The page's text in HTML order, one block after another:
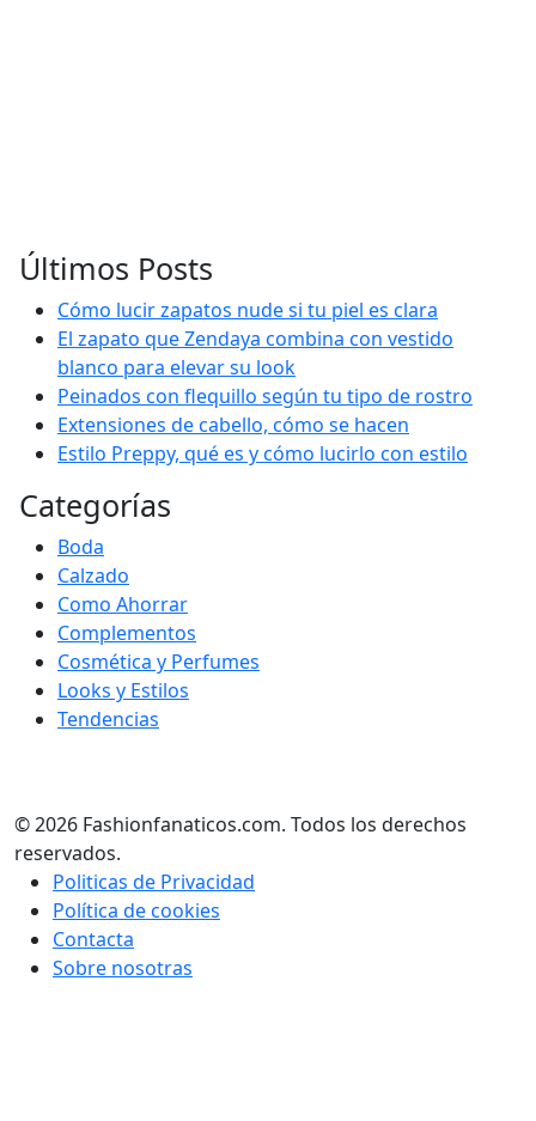
Últimos Posts
Cómo lucir zapatos nude si tu piel es clara
El zapato que Zendaya combina con vestido
blanco para elevar su look
Peinados con flequillo según tu tipo de rostro
Extensiones de cabello, cómo se hacen
Estilo Preppy, qué es y cómo lucirlo con estilo
Categorías
Boda
Calzado
Como Ahorrar
Complementos
Cosmética y Perfumes
Looks y Estilos
Tendencias
© 2026 Fashionfanaticos.com. Todos los derechos
reservados.
Politicas de Privacidad
Política de cookies
Contacta
Sobre nosotras